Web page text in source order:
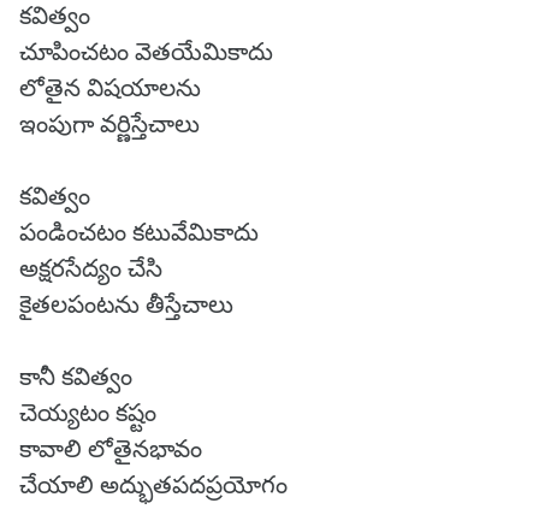
కవిత్వం
చూపించటం వెతయేమికాదు
లోతైన విషయాలను
ఇంపుగా వర్ణిస్తేచాలు
కవిత్వం
పండించటం కటువేమికాదు
అక్షరసేద్యం చేసి
కైతలపంటను తీస్తేచాలు
కానీ కవిత్వం
చెయ్యటం కష్టం
కావాలి లోతైనభావం
చేయాలి అద్భుతపదప్రయోగం